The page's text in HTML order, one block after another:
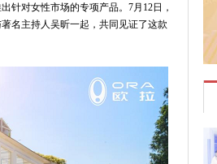
针对女性市场的专项产品。7月12日，
名主持人吴昕一起，共同见证了这款